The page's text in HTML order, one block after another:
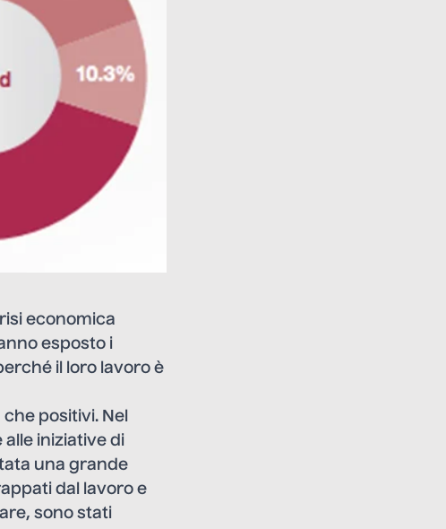
economica
esposto i
il loro lavoro è
positivi. Nel
alle iniziative di
una grande
dal lavoro e
sono stati